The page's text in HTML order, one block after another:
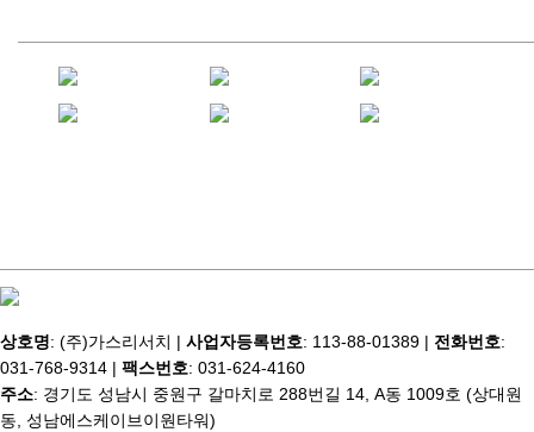
상호명: (주)가스리서치 | 사업자등록번호: 113-88-01389 | 전화번호:
031-768-9314 | 팩스번호: 031-624-4160
주소: 경기도 성남시 중원구 갈마치로 288번길 14, A동 1009호 (상대원
동, 성남에스케이브이원타워)